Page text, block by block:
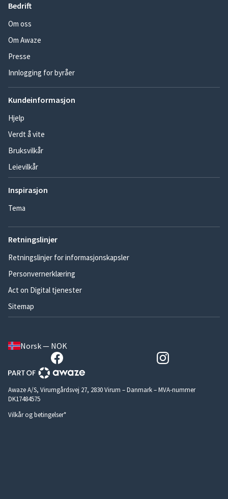
Bedrift
Om oss
Om Awaze
Presse
Innlogging for byråer
Kundeinformasjon
Hjelp
Verdt å vite
Bruksvilkår
Leievilkår
Inspirasjon
Tema
Retningslinjer
Retningslinjer for informasjonskapsler
Personvernerklæring
Act on Digital tjenester
Sitemap
Norsk — NOK
Awaze A/S, Virumgårdsvej 27, 2830 Virum – Danmark – MVA-nummer
DK17484575
Vilkår og betingelser*